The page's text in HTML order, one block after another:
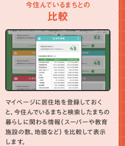
今住んでいるまちとの
比較
マイページに居住地を登録しておく
と、今住んでいるまちと検索したまちの
暮らしに関わる情報（スーパーや教育
施設の数、地価など）を比較して表示
します。